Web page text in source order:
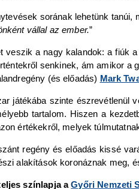
sorának lehetünk
vállal az ember.”
veszik a nagy kalandok: a fiúk
senkinek, ám amikor a
(és előadás) Mark
játékába szinte észrevétlenül
tartalom. Hiszen a
értékekről, melyek
regény és előadás kissé
alakítások koronáznak meg,
színlapja aGyőri Nemzeti